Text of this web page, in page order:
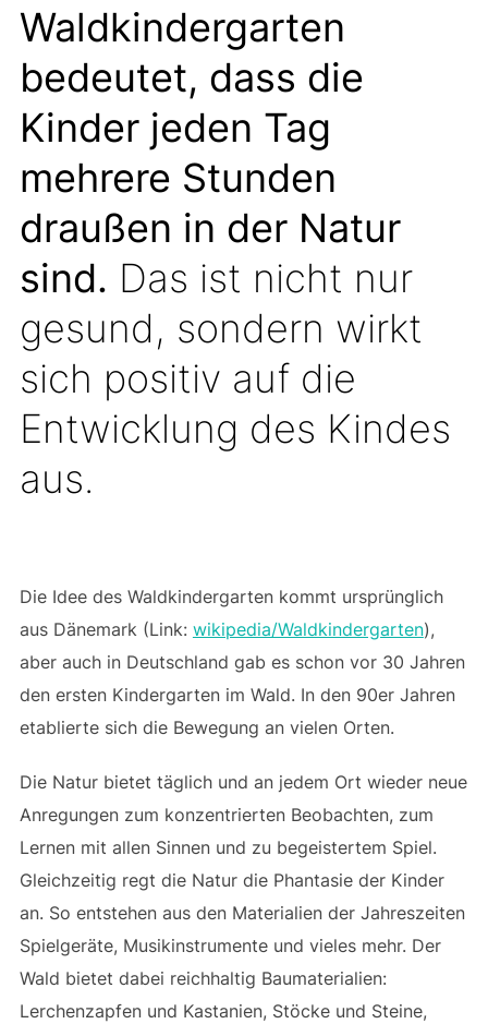
Waldkindergarten
bedeutet, dass die
Kinder jeden Tag
mehrere Stunden
draußen in der Natur
sind. Das ist nicht nur
gesund, sondern wirkt
sich positiv auf die
Entwicklung des Kindes
aus.
Die Idee des Waldkindergarten kommt ursprünglich
aus Dänemark (Link: wikipedia/Waldkindergarten),
aber auch in Deutschland gab es schon vor 30 Jahren
den ersten Kindergarten im Wald. In den 90er Jahren
etablierte sich die Bewegung an vielen Orten.
Die Natur bietet täglich und an jedem Ort wieder neue
Anregungen zum konzentrierten Beobachten, zum
Lernen mit allen Sinnen und zu begeistertem Spiel.
Gleichzeitig regt die Natur die Phantasie der Kinder
an. So entstehen aus den Materialien der Jahreszeiten
Spielgeräte, Musikinstrumente und vieles mehr. Der
Wald bietet dabei reichhaltig Baumaterialien:
Lerchenzapfen und Kastanien, Stöcke und Steine,